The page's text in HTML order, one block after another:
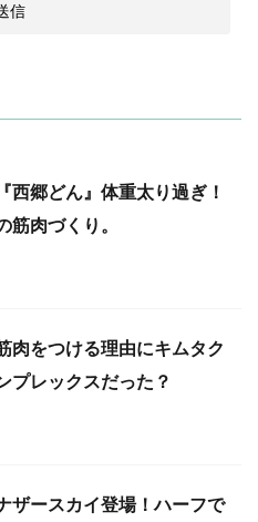
西郷どん』体重太り過ぎ！
筋肉づくり。
肉をつける理由にキムタク
プレックスだった？
ザースカイ登場！ハーフで